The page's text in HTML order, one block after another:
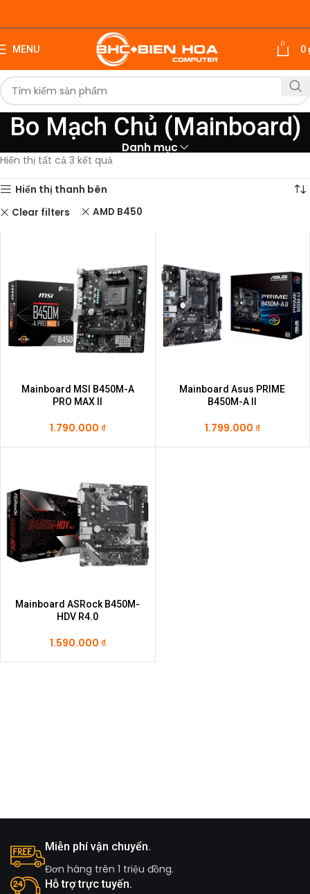
MENU 0 0
Bo Mạch Chủ (Mainboard)
Danh mục
Hiển thị tất cả 3 kết quả
Hiển thị thanh bên
Clear filters AMD B450
Mainboard MSI B450M-A
PRO MAX II
1.790.000 ₫
Mainboard Asus PRIME
B450M-A II
1.799.000 ₫
Mainboard ASRock B450M-
HDV R4.0
1.590.000 ₫
Miễn phí vận chuyển.
Đơn hàng trên 1 triệu đồng.
Hỗ trợ trực tuyến.